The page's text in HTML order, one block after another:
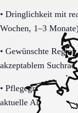
• Dringlichkeit mit
Wochen, 1–3
• Gewünschte
akzeptablem
• Pflegegrad-Status
aktuelle